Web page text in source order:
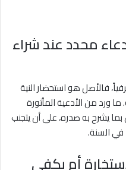
محدد عند شراء
فالأصل هو استحضار النية
ورد من الأدعية المأثورة
يشرح به صدره، على أن يتجنب
في السنة.
أم يكفي